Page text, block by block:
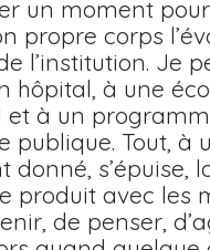
un moment
propre corps
l’institution. Je
hôpital, à une
et à un
publique. Tout, à
donné, s’épuise,
produit avec les
de penser,